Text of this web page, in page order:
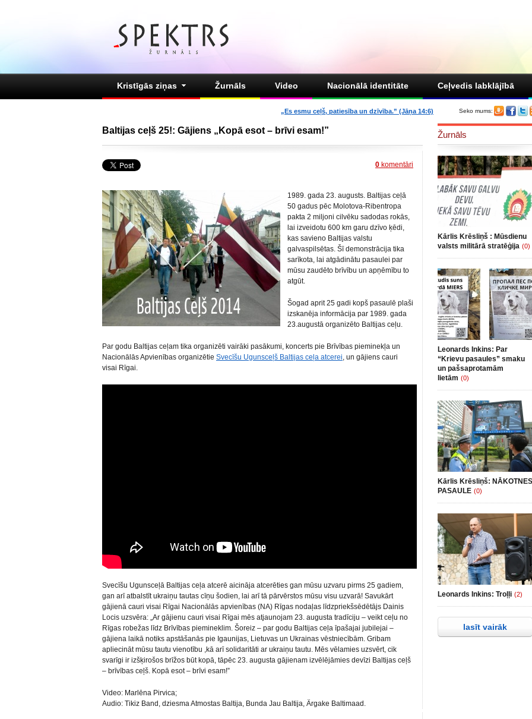
Kristīgās ziņas Žurnāls Video Nacionālā identitāte Ceļvedis labklājībā
Seko mums:
„Es esmu ceļš, patiesība un dzīvība.” (Jāņa 14:6)
Baltijas ceļš 25!: Gājiens „Kopā esot – brīvi esam!”
0 komentāri
1989. gada 23. augusts. Baltijas ceļā
50 gadus pēc Molotova-Ribentropa
pakta 2 miljoni cilvēku sadodas rokās,
lai izveidotu 600 km garu dzīvo ķēdi,
kas savieno Baltijas valstu
galvaspilsētas. Šī demonstrācija tika
sarīkota, lai atgādinātu pasaulei par
mūsu zaudēto brīvību un apņēmību to
atgūt.
Šogad aprit 25 gadi kopš pasaulē plaši
izskanēja informācija par 1989. gada
23.augustā organizēto Baltijas ceļu.
Par godu Baltijas ceļam tika organizēti vairāki pasākumi, koncerts pie Brīvības pieminekļa un
Nacionālās Apvienības organizētie Svecīšu Ugunsceļš Baltijas ceļa atcerei, un gājiens cauri
visai Rīgai.
Svecīšu Ugunsceļā Baltijas ceļa atcerē aicināja atcerēties gan mūsu uzvaru pirms 25 gadiem,
gan arī atbalstīt ukraiņu tautas cīņu šodien, lai arī tā pārvērstos mūsu visu uzvarā! Savukārt
gājienā cauri visai Rīgai Nacionālās apvienības (NA) Rīgas nodaļas līdzpriekšsēdētājs Dainis
Locis uzsvēra: „Ar gājienu cauri visai Rīgai mēs atjaunojam 23. augusta tradīciju – veikt ceļu no
Rīgas robežas līdz Brīvības piemineklim. Šoreiz – par godu Baltijas ceļa īpašajai jubilejai –
gājiena laikā notiks apstāšanās pie Igaunijas, Lietuvas un Ukrainas vēstniecībām. Gribam
apliecināt mūsu tautu vienotību ,kā arī solidaritāti ar ukraiņu tautu. Mēs vēlamies uzsvērt, cik
svarīgi ir izšķirošos brīžos būt kopā, tāpēc 23. augusta gājienam izvēlējāmies devīzi Baltijas ceļš
– brīvības ceļš. Kopā esot – brīvi esam!”
Video: Marlēna Pirvica;
Audio: Tikiz Band, dziesma Atmostas Baltija, Bunda Jau Baltija, Ärgake Baltimaad.
Žurnāls
Kārlis Krēsliņš : Mūsdienu
valsts militārā stratēģija (0)
Leonards Inkins: Par
“Krievu pasaules” smaku
un pašsaprotamām
lietām (0)
Kārlis Krēsliņš: NĀKOTNES
PASAULE (0)
Leonards Inkins: Troļļi (2)
lasīt vairāk